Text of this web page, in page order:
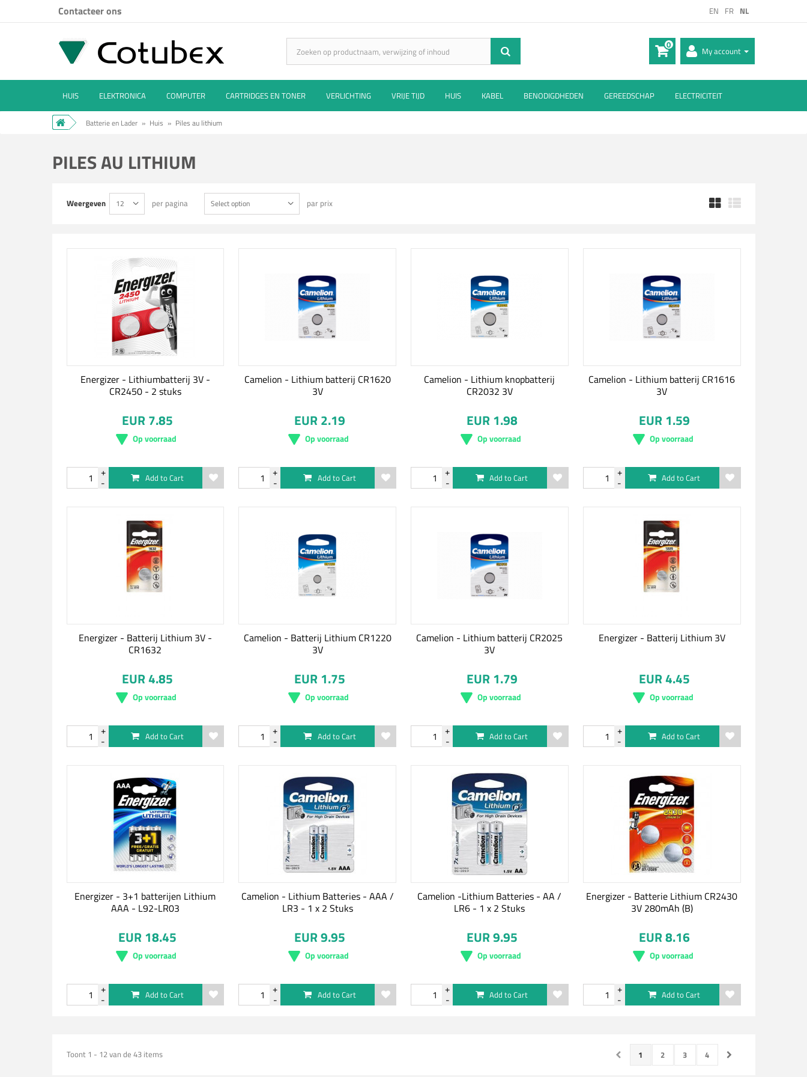
EN FR NL
Contacteer ons
My account
0
HUIS ELEKTRONICA COMPUTER CARTRIDGES EN TONER VERLICHTING VRIJE TIJD HUIS KABEL BENODIGDHEDEN GEREEDSCHAP ELECTRICITEIT
Batterie en Lader » Huis » Piles au lithium
PILES AU LITHIUM
Weergeven 12 per pagina Select option par prix
Energizer - Lithiumbatterij 3V -
CR2450 - 2 stuks
EUR 7.85
Op voorraad
Add to Cart
Camelion - Lithium batterij CR1620
3V
EUR 2.19
Op voorraad
Add to Cart
Camelion - Lithium knopbatterij
CR2032 3V
EUR 1.98
Op voorraad
Add to Cart
Camelion - Lithium batterij CR1616
3V
EUR 1.59
Op voorraad
Add to Cart
Energizer - Batterij Lithium 3V -
CR1632
EUR 4.85
Op voorraad
Add to Cart
Camelion - Batterij Lithium CR1220
3V
EUR 1.75
Op voorraad
Add to Cart
Camelion - Lithium batterij CR2025
3V
EUR 1.79
Op voorraad
Add to Cart
Energizer - Batterij Lithium 3V
EUR 4.45
Op voorraad
Add to Cart
Energizer - 3+1 batterijen Lithium
AAA - L92-LR03
EUR 18.45
Op voorraad
Add to Cart
Camelion - Lithium Batteries - AAA /
LR3 - 1 x 2 Stuks
EUR 9.95
Op voorraad
Add to Cart
Camelion -Lithium Batteries - AA /
LR6 - 1 x 2 Stuks
EUR 9.95
Op voorraad
Add to Cart
Energizer - Batterie Lithium CR2430
3V 280mAh (B)
EUR 8.16
Op voorraad
Add to Cart
1 2 3 4
Toont 1 - 12 van de 43 items